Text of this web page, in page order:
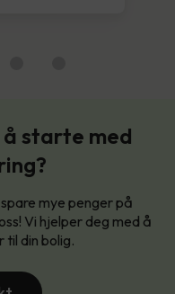
starte med
mye penger på
Vi hjelper deg med å
til din bolig.